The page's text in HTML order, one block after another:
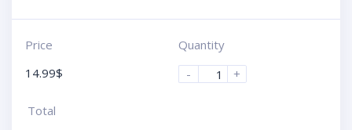
Price
14.99$
Quantity
-
+
Total